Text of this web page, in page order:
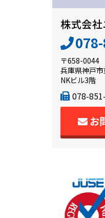
株式会
〒658-0044
兵庫県神戸
NKビル3階
078-
お